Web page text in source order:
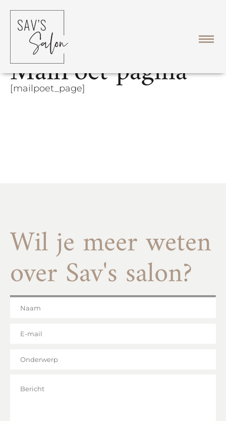
MailPoet pagina
[mailpoet_page]
Wil je meer weten
over Sav's salon?